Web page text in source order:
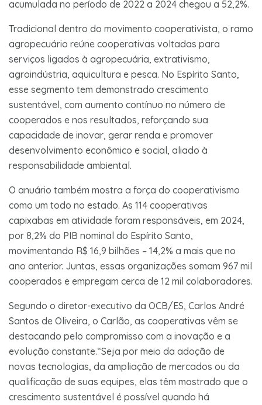
acumulada no período de 2022 a 2024 chegou a 52,2%.
Tradicional dentro do movimento cooperativista, o ramo
agropecuário reúne cooperativas voltadas para
serviços ligados à agropecuária, extrativismo,
agroindústria, aquicultura e pesca. No Espírito Santo,
esse segmento tem demonstrado crescimento
sustentável, com aumento contínuo no número de
cooperados e nos resultados, reforçando sua
capacidade de inovar, gerar renda e promover
desenvolvimento econômico e social, aliado à
responsabilidade ambiental.
O anuário também mostra a força do cooperativismo
como um todo no estado. As 114 cooperativas
capixabas em atividade foram responsáveis, em 2024,
por 8,2% do PIB nominal do Espírito Santo,
movimentando R$ 16,9 bilhões – 14,2% a mais que no
ano anterior. Juntas, essas organizações somam 967 mil
cooperados e empregam cerca de 12 mil colaboradores.
Segundo o diretor-executivo da OCB/ES, Carlos André
Santos de Oliveira, o Carlão, as cooperativas vêm se
destacando pelo compromisso com a inovação e a
evolução constante.“Seja por meio da adoção de
novas tecnologias, da ampliação de mercados ou da
qualificação de suas equipes, elas têm mostrado que o
crescimento sustentável é possível quando há